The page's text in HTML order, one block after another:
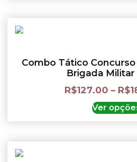
Combo Tático Concurso
Brigada Militar
R$127.00 – R$
Ver